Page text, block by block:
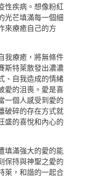
性疾病。想像粉紅
光芒填滿每一個細
來療癒自己的方
我療癒，將無條件
斯特萊散發出濃濃
、自我造成的情緒
愛的沮喪。愛是喜
一個人感受到愛的
破碎的存在方式就
盛的喜悅和內心的
填滿強大的愛的能
保持與神聖之愛的
萊，和諧的一起合